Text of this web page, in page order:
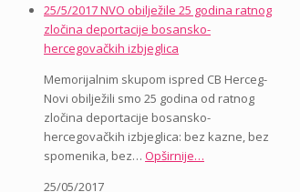
25/5/2017 NVO obilježile 25 godina ratnog
zločina deportacije bosansko-
hercegovačkih izbjeglica
Memorijalnim skupom ispred CB Herceg-
Novi obilježili smo 25 godina od ratnog
zločina deportacije bosansko-
hercegovačkih izbjeglica: bez kazne, bez
spomenika, bez… Opširnije…
25/05/2017